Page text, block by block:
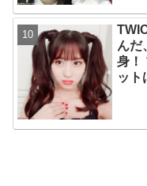
んだ
身！
ット